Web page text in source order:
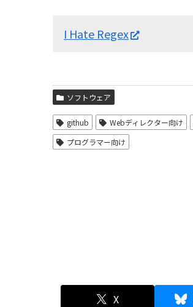
I Hate Regex
ソフトウェア
github Webディレクター向け
プログラマー向け
X